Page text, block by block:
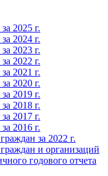
2025 г.
2024 г.
2023 г.
2022 г.
2021 г.
2020 г.
2019 г.
2018 г.
2017 г.
2016 г.
за 2022 г.
и организаций
годового отчета